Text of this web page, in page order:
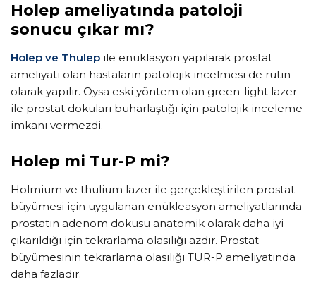
Holep ameliyatında patoloji
sonucu çıkar mı?
Holep ve Thulep ile enüklasyon yapılarak prostat
ameliyatı olan hastaların patolojik incelmesi de rutin
olarak yapılır. Oysa eski yöntem olan green-light lazer
ile prostat dokuları buharlaştığı için patolojik inceleme
imkanı vermezdi.
Holep mi Tur-P mi?
Holmium ve thulium lazer ile gerçekleştirilen prostat
büyümesi için uygulanan enükleasyon ameliyatlarında
prostatın adenom dokusu anatomik olarak daha iyi
çıkarıldığı için tekrarlama olasılığı azdır. Prostat
büyümesinin tekrarlama olasılığı TUR-P ameliyatında
daha fazladır.